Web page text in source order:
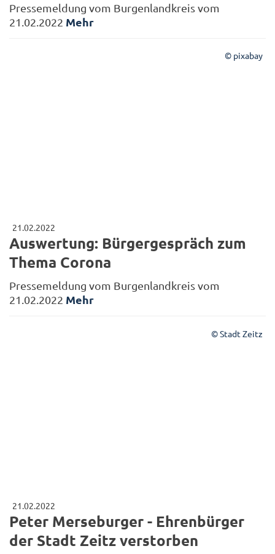
Pressemeldung vom Burgenlandkreis vom
21.02.2022 Mehr
© pixabay
21.02.2022
Auswertung: Bürgergespräch zum
Thema Corona
Pressemeldung vom Burgenlandkreis vom
21.02.2022 Mehr
© Stadt Zeitz
21.02.2022
Peter Merseburger - Ehrenbürger
der Stadt Zeitz verstorben